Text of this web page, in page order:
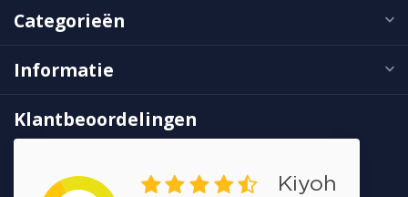
Categorieën
Informatie
Klantbeoordelingen